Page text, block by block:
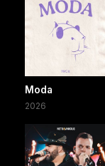
Moda
2026